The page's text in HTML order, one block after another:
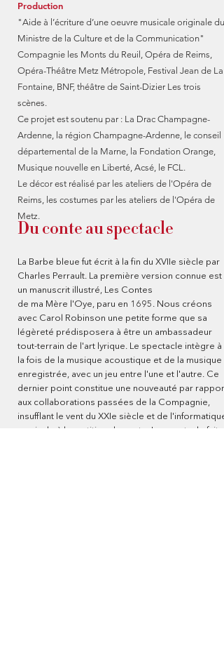
Production
"Aide à l’écriture d’une oeuvre musicale originale du
Ministre de la Culture et de la Communication"
Compagnie les Monts du Reuil, Opéra de Reims,
Opéra-Théâtre Metz Métropole, Festival Jean de La
Fontaine, BNF, théâtre de Saint-Dizier Les trois
scènes.
Ce projet est soutenu par : La Drac Champagne-
Ardenne, la région Champagne-Ardenne, le conseil
départemental de la Marne, la Fondation Orange,
Musique nouvelle en Liberté, Acsé, le FCL.
Le décor est réalisé par les ateliers de l'Opéra de
Reims, les costumes par les ateliers de l'Opéra de
Metz.
Du conte au spectacle
La Barbe bleue fut écrit à la fin du XVIIe siècle par
Charles Perrault. La première version connue est
un manuscrit illustré, Les Contes
de ma Mère l'Oye, paru en 1695. Nous créons
avec Carol Robinson une petite forme que sa
légèreté prédisposera à être un ambassadeur
tout-terrain de l'art lyrique. Le spectacle intègre à
la fois de la musique acoustique et de la musique
enregistrée, avec un jeu entre l'une et l'autre. Ce
dernier point constitue une nouveauté par rapport
aux collaborations passées de la Compagnie,
insufflant le vent du XXIe siècle et de l'informatique
musicale à la partition du conte. Le spectacle fait
scène : Joseph Adam Beyer
Domestique : Patricia Bonnefoy
ou Florian Abdesselam Satyre -
Zénon - Nageuse - Léocrite :
Thomas Morris ou Hugo
Tranchant Reine des Amazones :
Jeanne Zaepffel